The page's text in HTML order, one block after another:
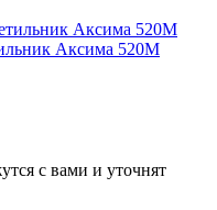
Аксима 520М
с вами и уточнят